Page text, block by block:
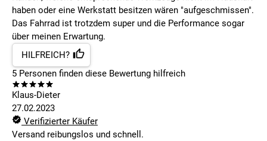
haben oder eine Werkstatt besitzen wären "aufgeschmissen".
Das Fahrrad ist trotzdem super und die Performance sogar
über meinen Erwartung.
HILFREICH?
5 Personen finden diese Bewertung hilfreich
Klaus-Dieter
27.02.2023
Verifizierter Käufer
Versand reibungslos und schnell.